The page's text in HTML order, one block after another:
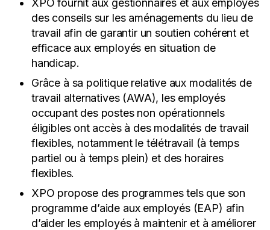
XPO fournit aux gestionnaires et aux employés
des conseils sur les aménagements du lieu de
travail afin de garantir un soutien cohérent et
efficace aux employés en situation de
handicap.
Grâce à sa politique relative aux modalités de
travail alternatives (AWA), les employés
occupant des postes non opérationnels
éligibles ont accès à des modalités de travail
flexibles, notamment le télétravail (à temps
partiel ou à temps plein) et des horaires
flexibles.
XPO propose des programmes tels que son
programme d’aide aux employés (EAP) afin
d’aider les employés à maintenir et à améliorer